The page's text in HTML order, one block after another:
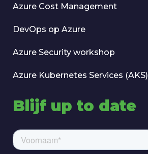
Azure Cost Management
DevOps op Azure
Azure Security workshop
Azure Kubernetes Services (AKS)
Blijf up to date